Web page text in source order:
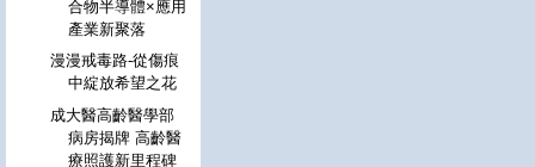
合物半導體×應用
產業新聚落
漫漫戒毒路-從傷痕
中綻放希望之花
成大醫高齡醫學部
病房揭牌 高齡醫
療照護新里程碑